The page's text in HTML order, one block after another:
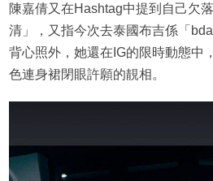
陳嘉倩又在Hashtag中提到自己欠
清」，又指今次去泰國布吉係「
背心照外，她還在IG的限時動態中
色連身裙閉眼許願的靚相。